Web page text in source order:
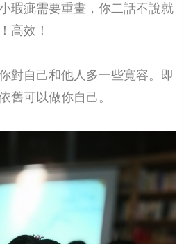
瑕疵需要重畫，你二話不說就
高效！
對自己和他人多一些寬容。即
舊可以做你自己。